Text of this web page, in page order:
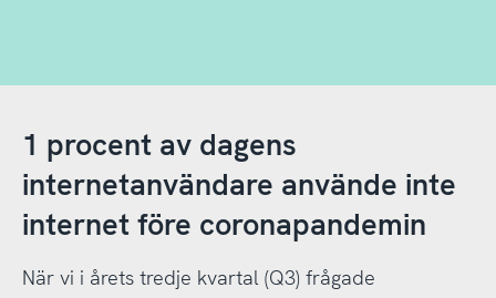
1 procent av dagens
internetanvändare använde inte
internet före coronapandemin
När vi i årets tredje kvartal (Q3) frågade